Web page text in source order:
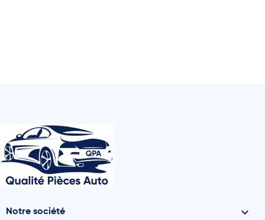
Notre société 